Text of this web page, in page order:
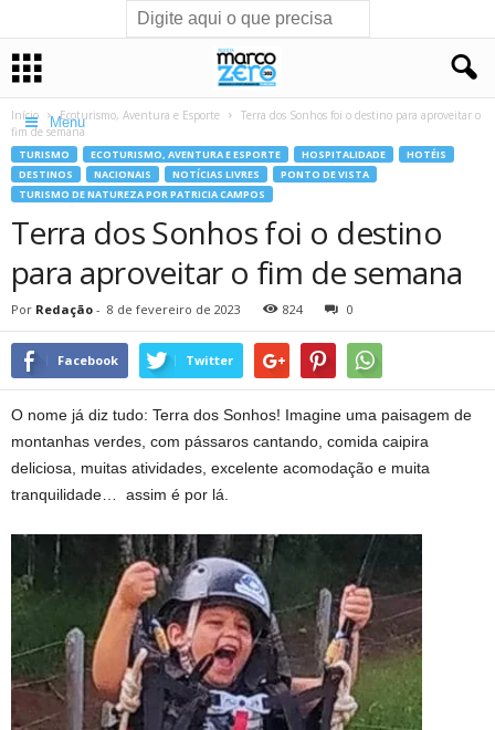
Menu
Início Ecoturismo, Aventura e Esporte
Terra dos Sonhos foi o destino para aproveitar o
fim de semana
TURISMO ECOTURISMO, AVENTURA E ESPORTE HOSPITALIDADE
HOTÉIS
DESTINOS
NACIONAIS NOTÍCIAS LIVRES
PONTO DE VISTA
TURISMO DE NATUREZA POR PATRICIA CAMPOS
Terra dos Sonhos foi o destino
para aproveitar o fim de semana
Por Redação - 8 de fevereiro de 2023 824 0
Facebook Twitter
O nome já diz tudo: Terra dos Sonhos! Imagine uma paisagem de
montanhas verdes, com pássaros cantando, comida caipira
deliciosa, muitas atividades, excelente acomodação e muita
tranquilidade… assim é por lá.